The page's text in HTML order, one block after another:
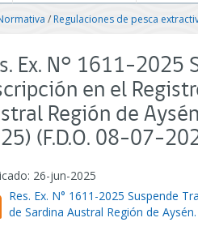
/ Regulaciones de pesca
Ex. N° 1611-2025
en el
Región de
(F.D.O. 08-07-
26-jun-2025
Res. Ex. N° 1611-2025 Suspende
de Sardina Austral Región de